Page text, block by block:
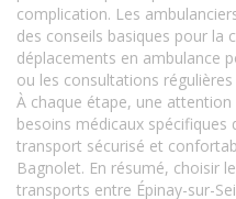
complication. Les
des conseils basiques pour la
déplacements en ambulance
ou les consultations
À chaque étape, une
besoins médicaux
transport sécurisé et
Bagnolet. En résumé, choisir
transports entre Épinay-sur-